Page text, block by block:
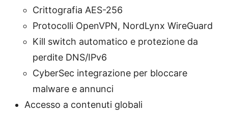
Crittografia AES-256
Protocolli OpenVPN, NordLynx WireGuard
Kill switch automatico e protezione da
perdite DNS/IPv6
CyberSec integrazione per bloccare
malware e annunci
Accesso a contenuti globali